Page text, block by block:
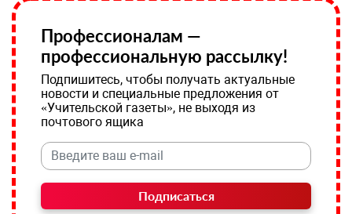
Профессионалам —
профессиональную рассылку!
Подпишитесь, чтобы получать актуальные
новости и специальные предложения от
«Учительской газеты», не выходя из
почтового ящика
Подписаться